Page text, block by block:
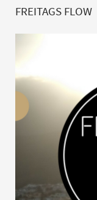
FREITAGS FLOW